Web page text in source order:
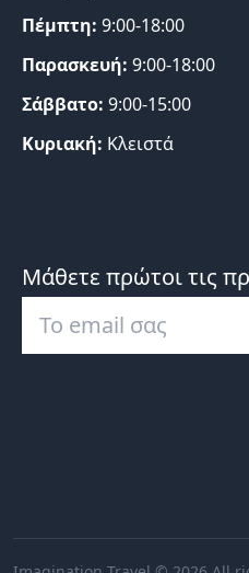
Πέμπτη: 9:00-18:00
Παρασκευή: 9:00-18:00
Σάββατο: 9:00-15:00
Κυριακή: Κλειστά
Μάθετε πρώτοι τις